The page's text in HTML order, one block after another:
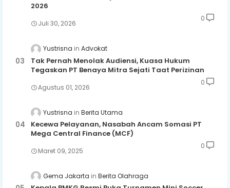
2026
Juli 30, 2026
0
Yustrisna Advokat
Tak Pernah Menolak Audiensi, Kuasa Hukum
Tegaskan PT Benaya Mitra Sejati Taat Perizinan
Agustus 01, 2026
0
Yustrisna Berita Utama
Kecewa Pelayanan, Nasabah Ancam Somasi PT
Mega Central Finance (MCF)
Maret 09, 2025
0
Gema Jakarta Berita Olahraga